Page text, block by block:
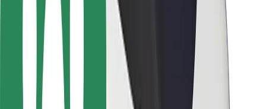
Soluciones para las ciudades
Aeropuertos
Estaciones de carga de Bolt
Soporte
Para usuarios